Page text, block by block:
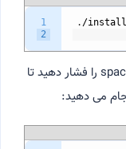
1
2
. /install
اگر شما با آنها موافقت کردید، چند بار دکمه space را فشار دهید تا
می دهید: